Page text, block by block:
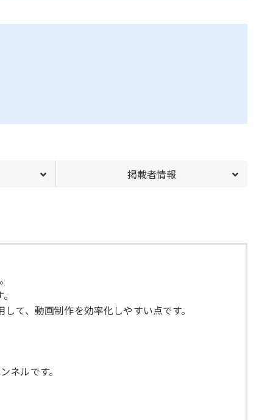
掲載者情報
て、動画制作を効率化しやすい点です。
ネルです。